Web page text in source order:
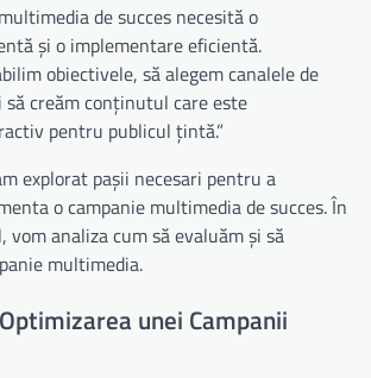
de succes necesită o
și o implementare eficientă.
obiectivele, să alegem canalele de
să creăm conținutul care este
pentru publicul țintă.”
explorat pașii necesari pentru a
o campanie multimedia de succes. În
analiza cum să evaluăm și să
multimedia.
unei Campanii